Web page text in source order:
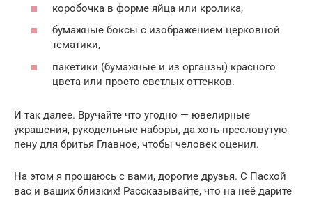
коробочка в форме яйца или кролика,
бумажные боксы с изображением церковной
тематики,
пакетики (бумажные и из органзы) красного
цвета или просто светлых оттенков.
И так далее. Вручайте что угодно — ювелирные
украшения, рукодельные наборы, да хоть пресловутую
пену для бритья Главное, чтобы человек оценил.
На этом я прощаюсь с вами, дорогие друзья. С Пасхой
вас и ваших близких! Рассказывайте, что на неё дарите